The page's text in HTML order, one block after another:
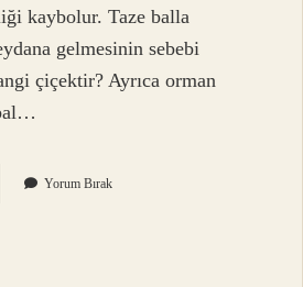
kaybolur. Taze balla
gelmesinin sebebi
çiçektir? Ayrıca orman
Yorum Bırak